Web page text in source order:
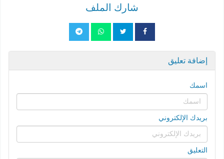
شارك الملف
إضافة تعليق
اسمك
بريدك الإلكتروني
التعليق